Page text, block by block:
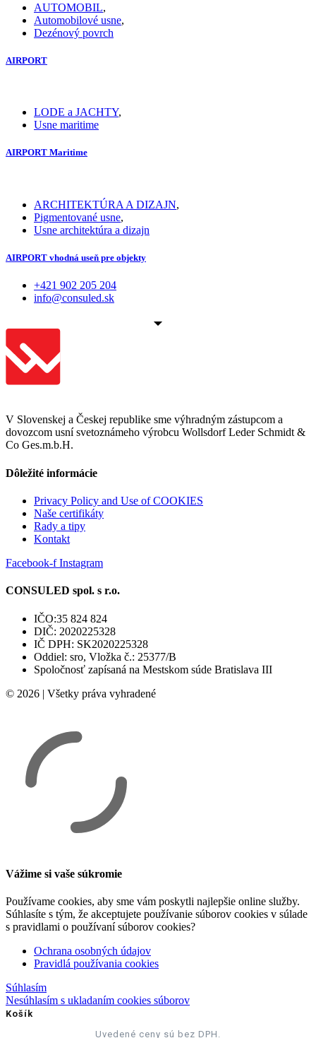
AUTOMOBIL,
Automobilové usne,
Dezénový povrch
AIRPORT
LODE a JACHTY,
Usne maritime
AIRPORT Maritime
ARCHITEKTÚRA A DIZAJN,
Pigmentované usne,
Usne architektúra a dizajn
AIRPORT vhodná useň pre objekty
+421 902 205 204
info@consuled.sk
V Slovenskej a Českej republike sme výhradným zástupcom a
dovozcom usní svetoznámeho výrobcu Wollsdorf Leder Schmidt &
Co Ges.m.b.H.
Dôležité informácie
Privacy Policy and Use of COOKIES
Naše certifikáty
Rady a tipy
Kontakt
Facebook-f Instagram
CONSULED spol. s r.o.
IČO:35 824 824
DIČ: 2020225328
IČ DPH: SK2020225328
Oddiel: sro, Vložka č.: 25377/B
Spoločnosť zapísaná na Mestskom súde Bratislava III
© 2026 | Všetky práva vyhradené
Vážime si vaše súkromie
Používame cookies, aby sme vám poskytli najlepšie online služby.
Súhlasíte s tým, že akceptujete používanie súborov cookies v súlade
s pravidlami o používaní súborov cookies?
Ochrana osobných údajov
Pravidlá používania cookies
Súhlasím
Nesúhlasím s ukladaním cookies súborov
Košík
Uvedené ceny sú bez DPH.